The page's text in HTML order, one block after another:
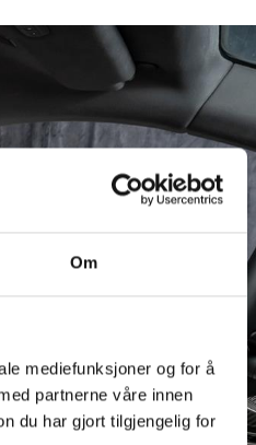
Om
mediefunksjoner og for å
partnerne våre innen
du har gjort tilgjengelig for